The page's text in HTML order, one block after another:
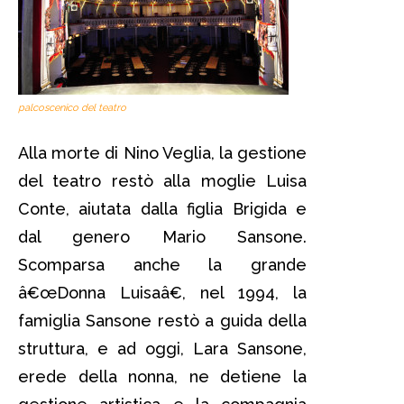
palcoscenico del teatro
Alla morte di Nino Veglia, la gestione
del teatro restò alla moglie Luisa
Conte, aiutata dalla figlia Brigida e
dal genero Mario Sansone.
Scomparsa anche la grande
â€œDonna Luisaâ€, nel 1994, la
famiglia Sansone restò a guida della
struttura, e ad oggi, Lara Sansone,
erede della nonna, ne detiene la